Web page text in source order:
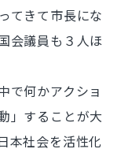
てきて市長にな
会議員も３人ほ
で何かアクショ
」することが大
本社会を活性化